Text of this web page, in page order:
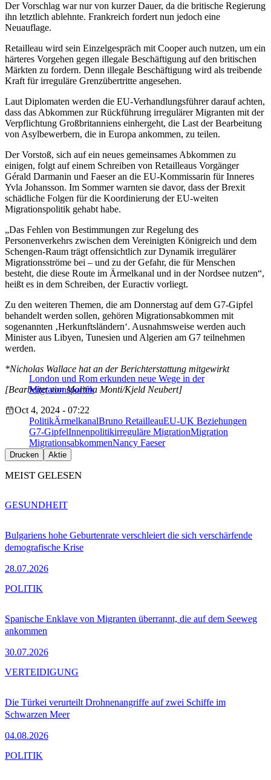
Der Vorschlag war nur von kurzer Dauer, da die britische Regierung
ihn letztlich ablehnte. Frankreich fordert nun jedoch eine
Neuauflage.
Retailleau wird sein Einzelgespräch mit Cooper auch nutzen, um ein
härteres Vorgehen gegen illegale Beschäftigung auf den britischen
Märkten zu fordern. Denn illegale Beschäftigung wird als treibende
Kraft für irreguläre Grenzübertritte angesehen.
Laut Diplomaten werden die EU-Verhandlungsführer darauf achten,
dass das Abkommen zur Rückführung irregulärer Migranten mit der
Verpflichtung Großbritanniens einhergeht, die Last der Bearbeitung
von Asylbewerbern, die in Europa ankommen, zu teilen.
Der Vorstoß, sich auf ein neues gemeinsames Abkommen zu
einigen, folgt auf einem Schreiben von Retailleaus Vorgänger
Gérald Darmanin und Faeser an die EU-Kommissarin für Inneres
Yvla Johansson. Im Sommer warnten sie davor, dass der Brexit
schädliche Folgen für die Koordinierung der EU-weiten
Migrationspolitik gehabt habe.
„Das Fehlen von Bestimmungen zur Regelung des
Personenverkehrs zwischen dem Vereinigten Königreich und dem
Schengen-Raum trägt offensichtlich zur Dynamik irregulärer
Migrationsströme bei – und zu der Gefahr, die für Menschen
besteht, die diese Route im Ärmelkanal und in der Nordsee nutzen“,
heißt es in dem Schreiben, der Euractiv vorliegt.
Zu den weiteren Themen, die am Donnerstag auf dem G7-Gipfel
behandelt werden sollen, gehören Migrationsabkommen mit
sogenannten ‚Herkunftsländern‘. Ausnahmsweise werden auch
Minister aus Libyen, Tunesien und Algerien am G7 teilnehmen
werden.
London und Rom erkunden neue Wege in der
Migrationspolitik
*Nicholas Wallace hat an der Berichterstattung mitgewirkt
[Bearbeitet von Martina Monti/Kjeld Neubert]
Oct 4, 2024 - 07:22
PolitikÄrmelkanalBruno RetailleauEU-UK Beziehungen
G7-GipfelInnenpolitikirreguläre MigrationMigration
MigrationsabkommenNancy Faeser
Drucken Aktie
MEIST GELESEN
Bulgariens hohe Geburtenrate verschleiert die sich verschärfende
demografische Krise
28.07.2026
GESUNDHEIT
Spanische Enklave von Migranten überrannt, die auf dem Seeweg
ankommen
30.07.2026
POLITIK
Die Türkei verurteilt Drohnenangriffe auf zwei Schiffe im
Schwarzen Meer
04.08.2026
VERTEIDIGUNG
POLITIK